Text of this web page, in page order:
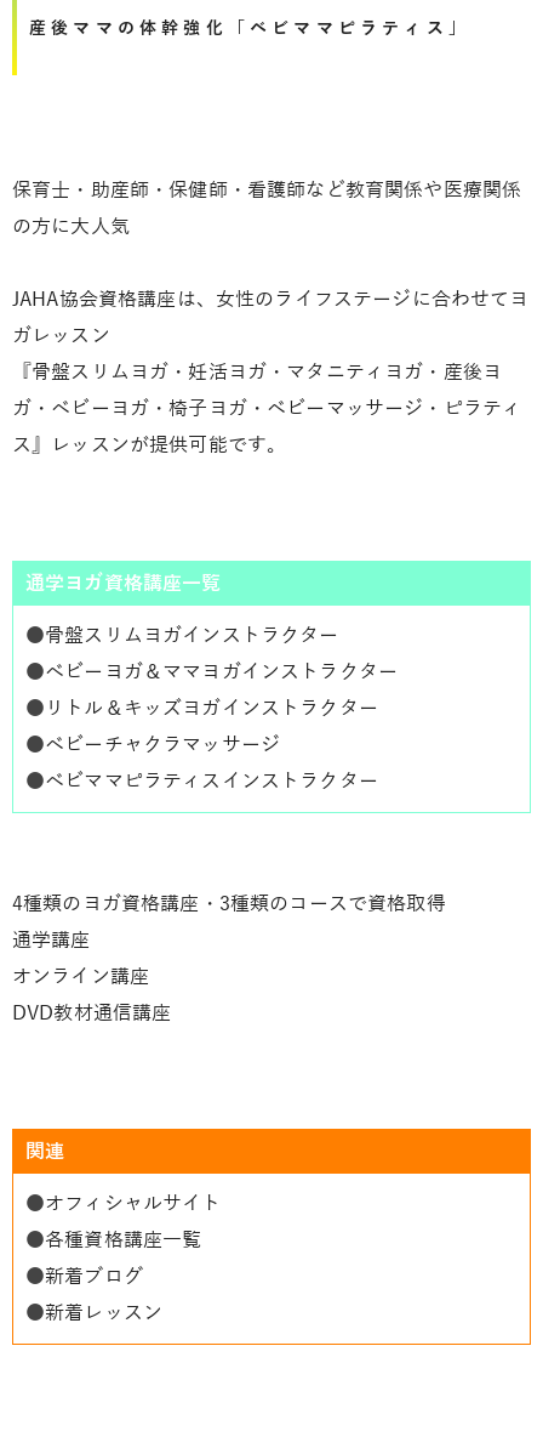
産後ママの体幹強化「ベビママピラティス」
保育士・助産師・保健師・看護師など教育関係や医療関係
の方に大人気
JAHA協会資格講座は、女性のライフステージに合わせてヨ
ガレッスン
『骨盤スリムヨガ・妊活ヨガ・マタニティヨガ・産後ヨ
ガ・ベビーヨガ・椅子ヨガ・ベビーマッサージ・ピラティ
ス』レッスンが提供可能です。
通学ヨガ資格講座一覧
●骨盤スリムヨガインストラクター
●ベビーヨガ＆ママヨガインストラクター
● リトル＆キッズヨガインストラクター
●ベビーチャクラマッサージ
●ベビママピラティスインストラクター
4種類のヨガ資格講座・3種類のコースで資格取得
通学講座
オンライン講座
DVD教材通信講座
関連
●オフィシャルサイト
●各種資格講座一覧
●新着ブログ
●新着レッスン